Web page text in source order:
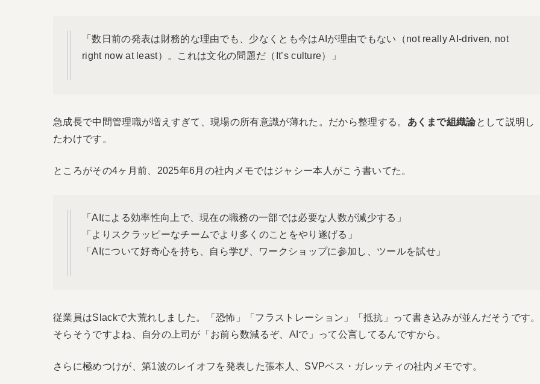
「数日前の発表は財務的な理由でも、少なくとも今はAIが理由でもない（not really AI-driven, not
right now at least）。これは文化の問題だ（It’s culture）」
急成長で中間管理職が増えすぎて、現場の所有意識が薄れた。だから整理する。 あくまで組織論として説明し
たわけです。
ところがその4ヶ月前、2025年6月の社内メモではジャシー本人がこう書いてた。
「AIによる効率性向上で、現在の職務の一部では必要な人数が減少する」
「よりスクラッピーなチームでより多くのことをやり遂げる」
「AIについて好奇心を持ち、自ら学び、ワークショップに参加し、ツールを試せ」
従業員はSlackで大荒れしました。「恐怖」「フラストレーション」「抵抗」って書き込みが並んだそうです。
そらそうですよね、自分の上司が「お前ら数減るぞ、AIで」って公言してるんですから。
さらに極めつけが、第1波のレイオフを発表した張本人、SVPベス・ガレッティの社内メモです。